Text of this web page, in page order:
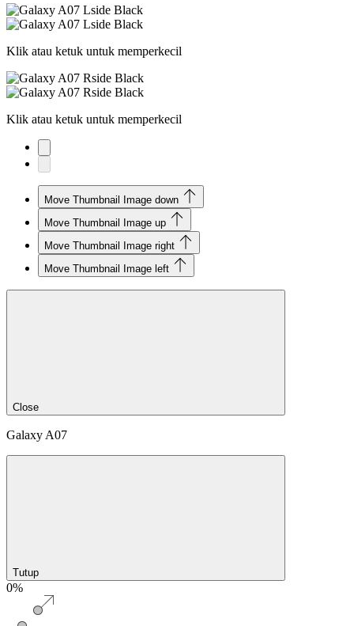
Klik atau ketuk untuk memperkecil
Klik atau ketuk untuk memperkecil
Move Thumbnail Image down
Move Thumbnail Image up
Move Thumbnail Image right
Move Thumbnail Image left
Close
Galaxy A07
Tutup
0%